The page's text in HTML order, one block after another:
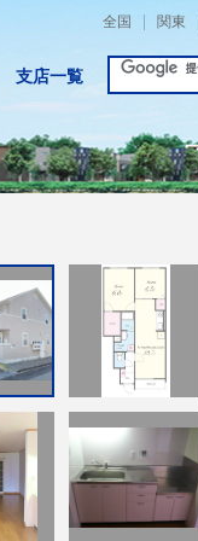
全国 関東
支店一覧